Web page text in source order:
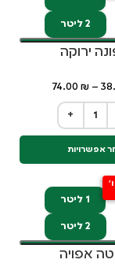
2 ליטר
ירוקה
–
74.00 ₪
+
אפשרויות
1 ליטר
2 ליטר
אפויה